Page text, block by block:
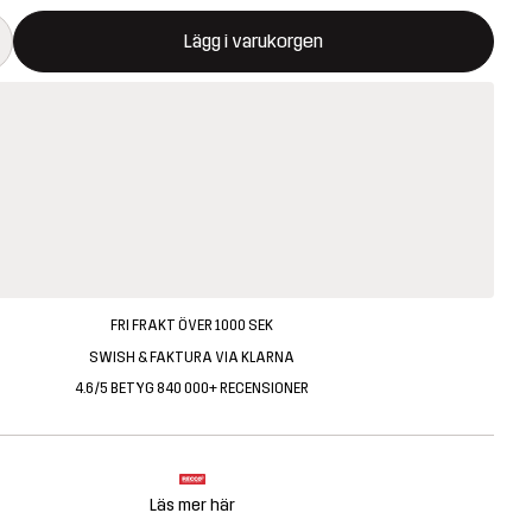
Lägg i varukorgen
att öppna en modal som bekräftar en ny vara i varukorg
FRI FRAKT ÖVER 1000 SEK
SWISH & FAKTURA VIA KLARNA
4.6/5 BETYG 840 000+ RECENSIONER
Läs mer här